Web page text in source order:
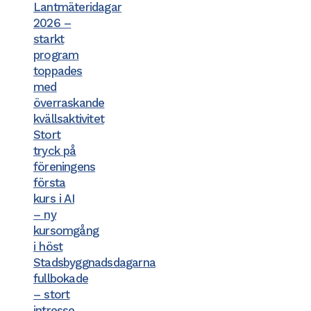
Lantmäteridagar
2026 –
starkt
program
toppades
med
överraskande
kvällsaktivitet
Stort
tryck på
föreningens
första
kurs i AI
– ny
kursomgång
i höst
Stadsbyggnadsdagarna
fullbokade
– stort